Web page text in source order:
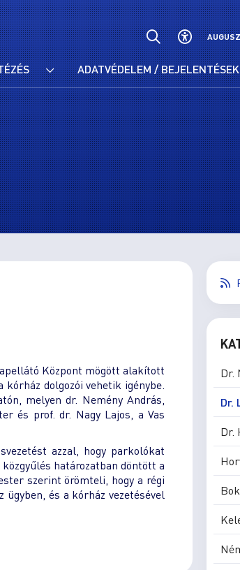
ADATVÉDELEM / BEJELENTÉSEK
Központ mögött alakított
dolgozói vehetik igénybe.
melyen dr. Nemény András,
és prof. dr. Nagy Lajos, a Vas
azzal, hogy parkolókat
határozatban döntött a
szerint örömteli, hogy a régi
és a kórház vezetésével
Dr.
Dr.
Dr.